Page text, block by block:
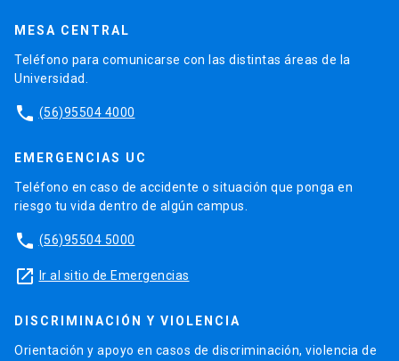
MESA CENTRAL
Teléfono para comunicarse con las distintas áreas de la
Universidad.
phone (56)95504 4000
EMERGENCIAS UC
Teléfono en caso de accidente o situación que ponga en
riesgo tu vida dentro de algún campus.
phone (56)95504 5000
launch Ir al sitio de Emergencias
DISCRIMINACIÓN Y VIOLENCIA
Orientación y apoyo en casos de discriminación, violencia de